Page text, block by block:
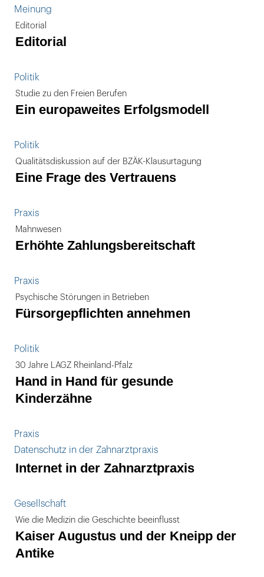
Meinung
Editorial
Editorial
Politik
Studie zu den Freien Berufen
Ein europaweites Erfolgsmodell
Politik
Qualitätsdiskussion auf der BZÄK-Klausurtagung
Eine Frage des Vertrauens
Praxis
Mahnwesen
Erhöhte Zahlungsbereitschaft
Praxis
Psychische Störungen in Betrieben
Fürsorgepflichten annehmen
Politik
30 Jahre LAGZ Rheinland-Pfalz
Hand in Hand für gesunde
Kinderzähne
Praxis
Datenschutz in der Zahnarztpraxis
Internet in der Zahnarztpraxis
Gesellschaft
Wie die Medizin die Geschichte beeinflusst
Kaiser Augustus und der Kneipp der
Antike